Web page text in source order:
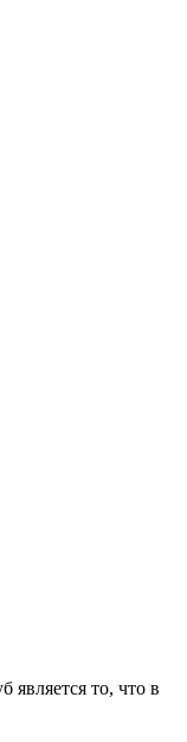
то, что в